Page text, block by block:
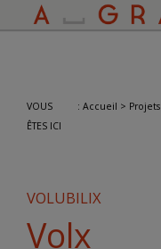
VOUS
ÊTES ICI
:Accueil > Projets
VOLUBILIX
Volx